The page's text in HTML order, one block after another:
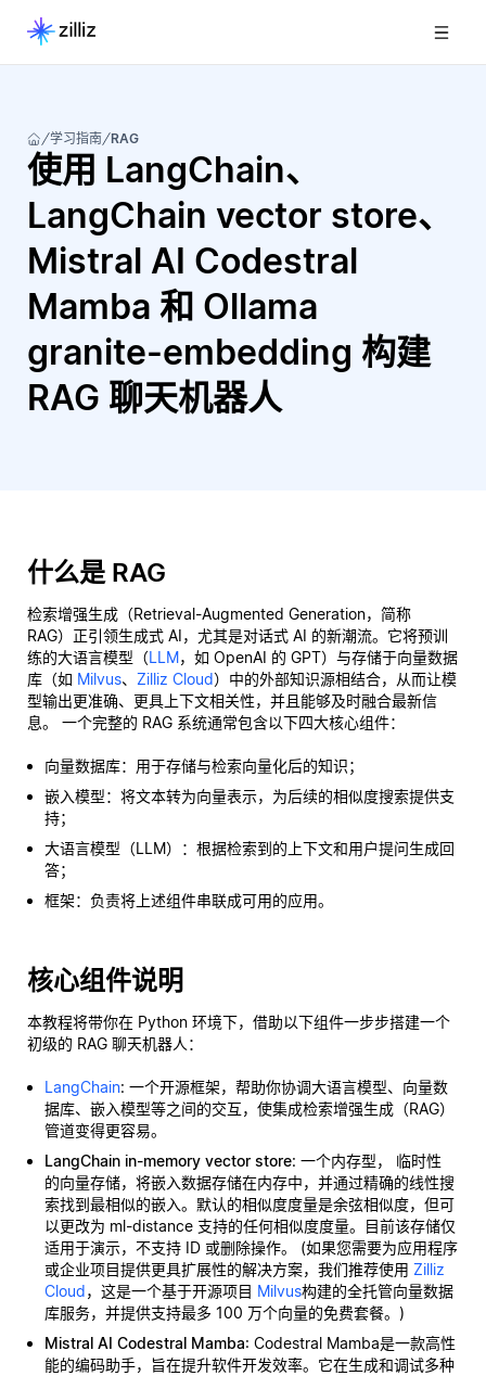
学习指南 RAG
使用 LangChain、
LangChain vector store、
Mistral AI Codestral
Mamba 和 Ollama
granite-embedding 构建
RAG 聊天机器人
什么是 RAG
检索增强生成（Retrieval-Augmented Generation，简称
RAG）正引领生成式 AI，尤其是对话式 AI 的新潮流。它将预训
练的大语言模型（LLM，如 OpenAI 的 GPT）与存储于向量数据
库（如 Milvus、 Zilliz Cloud）中的外部知识源相结合，从而让模
型输出更准确、更具上下文相关性，并且能够及时融合最新信
息。 一个完整的 RAG 系统通常包含以下四大核心组件：
向量数据库：用于存储与检索向量化后的知识；
嵌入模型：将文本转为向量表示，为后续的相似度搜索提供支
持；
大语言模型（LLM）：根据检索到的上下文和用户提问生成回
答；
框架：负责将上述组件串联成可用的应用。
核心组件说明
本教程将带你在 Python 环境下，借助以下组件一步步搭建一个
初级的 RAG 聊天机器人：
LangChain: 一个开源框架，帮助你协调大语言模型、向量数
据库、嵌入模型等之间的交互，使集成检索增强生成（RAG）
管道变得更容易。
LangChain in-memory vector store: 一个内存型， 临时性
的向量存储，将嵌入数据存储在内存中，并通过精确的线性搜
索找到最相似的嵌入。默认的相似度度量是余弦相似度，但可
以更改为 ml-distance 支持的任何相似度度量。目前该存储仅
适用于演示，不支持 ID 或删除操作。 (如果您需要为应用程序
或企业项目提供更具扩展性的解决方案，我们推荐使用 Zilliz
Cloud，这是一个基于开源项目 Milvus构建的全托管向量数据
库服务，并提供支持最多 100 万个向量的免费套餐。)
Mistral AI Codestral Mamba: Codestral Mamba是一款高性
能的编码助手，旨在提升软件开发效率。它在生成和调试多种